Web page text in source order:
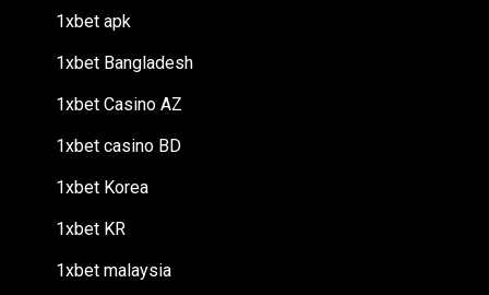
1xbet apk
1xbet Bangladesh
1xbet Casino AZ
1xbet casino BD
1xbet Korea
1xbet KR
1xbet malaysia